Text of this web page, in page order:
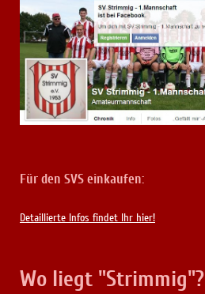
Für den SVS einkaufen:
Detaillierte Infos findet Ihr hier!
Wo liegt "Strimmig"?